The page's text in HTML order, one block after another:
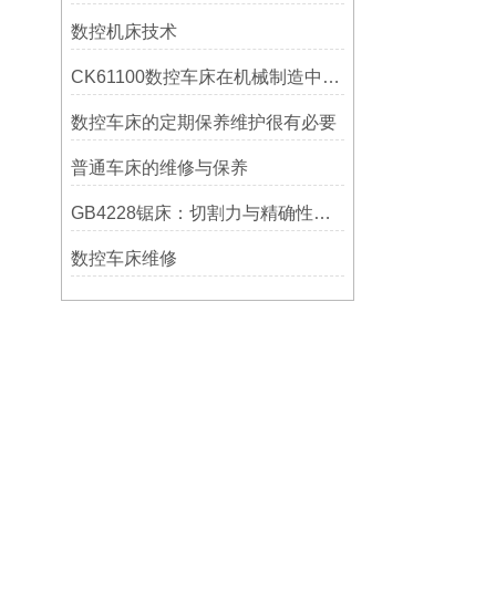
数控机床技术
CK61100数控车床在机械制造中的实际表现
数控车床的定期保养维护很有必要
普通车床的维修与保养
GB4228锯床：切割力与精确性的结合
数控车床维修